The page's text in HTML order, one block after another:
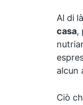
Al di
casa,
alcun
Ciò